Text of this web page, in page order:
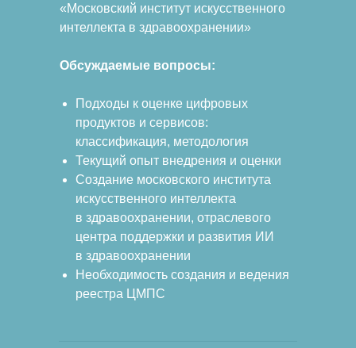
«Московский институт искусственного
интеллекта в здравоохранении»
Обсуждаемые вопросы:
Подходы к оценке цифровых
продуктов и сервисов:
классификация, методология
Текущий опыт внедрения и оценки
Создание московского института
искусственного интеллекта
в здравоохранении, отраслевого
центра поддержки и развития ИИ
в здравоохранении
Необходимость создания и ведения
реестра ЦМПС